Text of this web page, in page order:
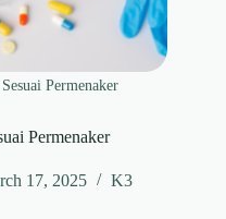
Permenaker
Permenaker
17, 2025 K3